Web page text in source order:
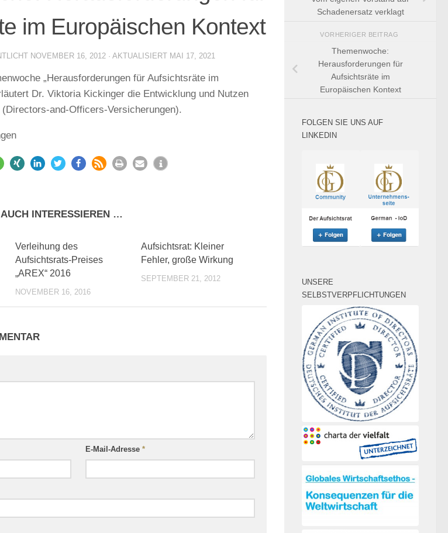
im Europäischen Kontext
NOVEMBER 16, 2012 · AKTUALISIERT MAI 17, 2021
„Herausforderungen für Aufsichtsräte im
Dr. Viktoria Kickinger die Entwicklung und Nutzen
and-Officers-Versicherungen).
INTERESSIEREN …
Verleihung des
Aufsichtsrats-Preises
„AREX“ 2016
NOVEMBER 16, 2016
Aufsichtsrat: Kleiner
Fehler, große Wirkung
SEPTEMBER 21, 2012
E-Mail-Adresse*
Schadenersatz verklagt
VORHERIGER BEITRAG
Themenwoche:
Herausforderungen für
Aufsichtsräte im
Europäischen Kontext
FOLGEN SIE UNS AUF
LINKEDIN
UNSERE
SELBSTVERPFLICHTUNGEN